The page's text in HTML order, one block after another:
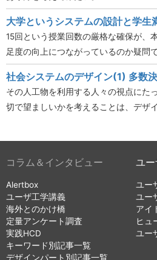
大学というシステムの設計と学生
15回という授業回数の厳格な確保が、
足度の向上につながっているのか疑問で
社会システムのデザイン(1) 多数
その人工物を利用する人々の視点にた
切で望ましいかを考えることは、デザ
コラム＆インタビュー
Alertbox
ユーザ工学講義
海外とのかけ橋
定量アンケート調査
実践HCD
キーワード別記事一覧
デザインパート別記事一覧
ユ
ユー
ユー
アイ
ヒュ
ユー